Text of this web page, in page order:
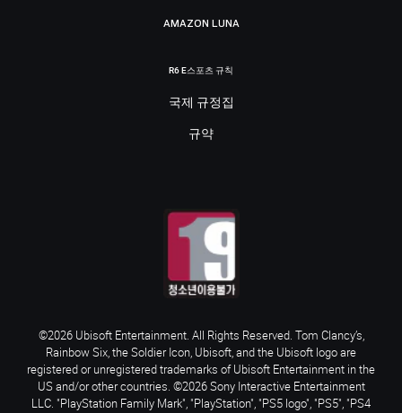
AMAZON LUNA
R6 E스포츠 규칙
국제 규정집
규약
©2026 Ubisoft Entertainment. All Rights Reserved. Tom Clancy’s,
Rainbow Six, the Soldier Icon, Ubisoft, and the Ubisoft logo are
registered or unregistered trademarks of Ubisoft Entertainment in the
US and/or other countries. ©2026 Sony Interactive Entertainment
LLC. "PlayStation Family Mark", "PlayStation", "PS5 logo", "PS5", "PS4